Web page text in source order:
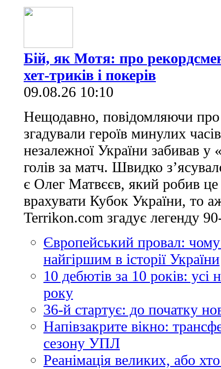
Бій, як Мотя: про
хет-триків і покерів
09.08.26 10:10
Нещодавно, повідомляючи про
згадували героїв минулих
незалежної України забивав
голів за матч. Швидко
є Олег Матвєєв, який робив
врахувати Кубок України, то
Terrikon.com згадує легенду
Європейський провал:
найгіршим в історії України
10 дебютів за 10 років:
року
36-й стартує: до початку
Напівзакрите вікно:
сезону УПЛ
Реанімація великих, або